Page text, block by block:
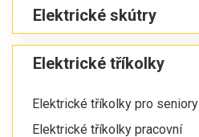
Elektrické skútry
Elektrické tříkolky
Elektrické tříkolky pro seniory
Elektrické tříkolky pracovní